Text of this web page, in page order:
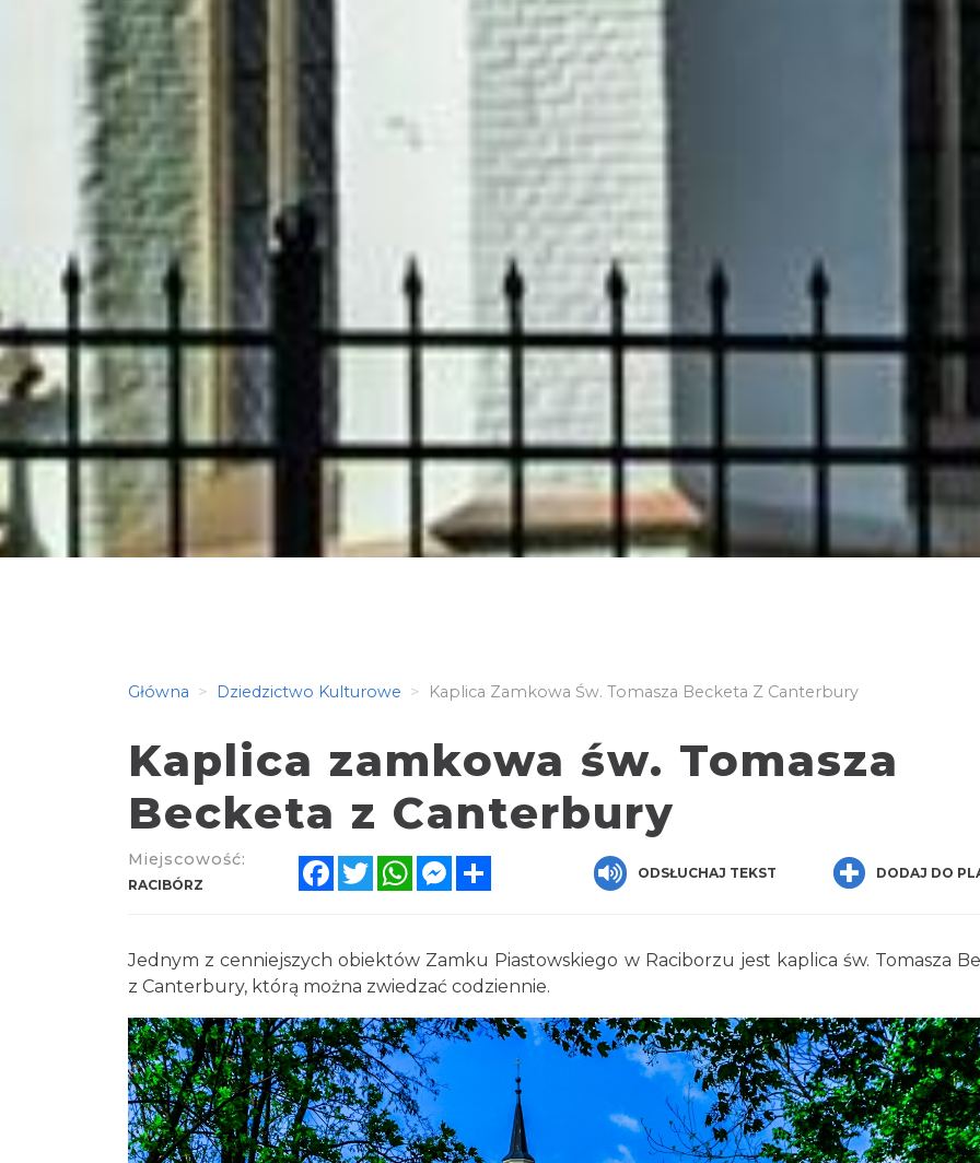
Główna Dziedzictwo Kulturowe Kaplica Zamkowa Św. Tomasza Becketa Z Canterbury
Kaplica zamkowa św. Tomasza
Becketa z Canterbury
Miejscowość:
RACIBÓRZ
FacebookTwitterWhatsAppMessenger ODSŁUCHAJ TEKST DODAJ DO
Jednym z cenniejszych obiektów Zamku Piastowskiego w Raciborzu jest kaplica św. Tomasza
z Canterbury, którą można zwiedzać codziennie.